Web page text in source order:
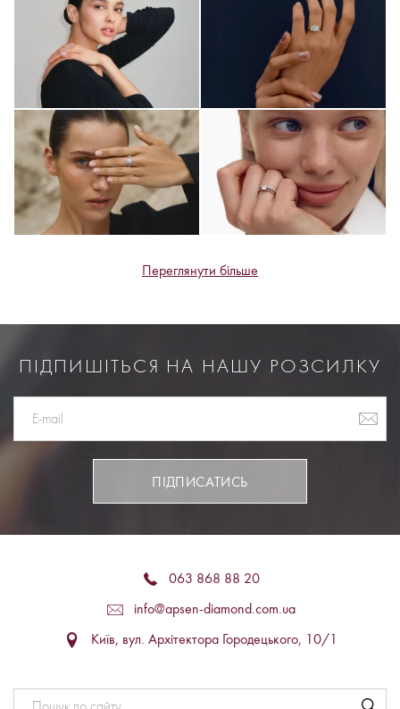
Переглянути більше
ПІДПИШІТЬСЯ НА НАШУ РОЗСИЛКУ
ПІДПИСАТИСЬ
063 868 88 20
info@apsen-diamond.com.ua
Київ, вул. Архітектора Городецького, 10/1